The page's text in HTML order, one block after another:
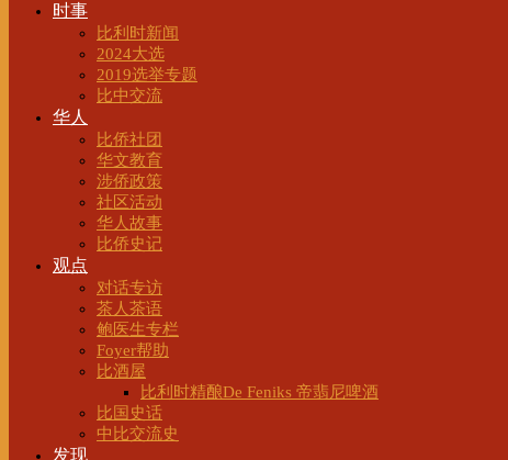
时事
比利时新闻
2024大选
2019选举专题
比中交流
华人
比侨社团
华文教育
涉侨政策
社区活动
华人故事
比侨史记
观点
对话专访
茶人茶语
鲍医生专栏
Foyer帮助
比酒屋
比利时精酿De Feniks 帝翡尼啤酒
比国史话
中比交流史
发现